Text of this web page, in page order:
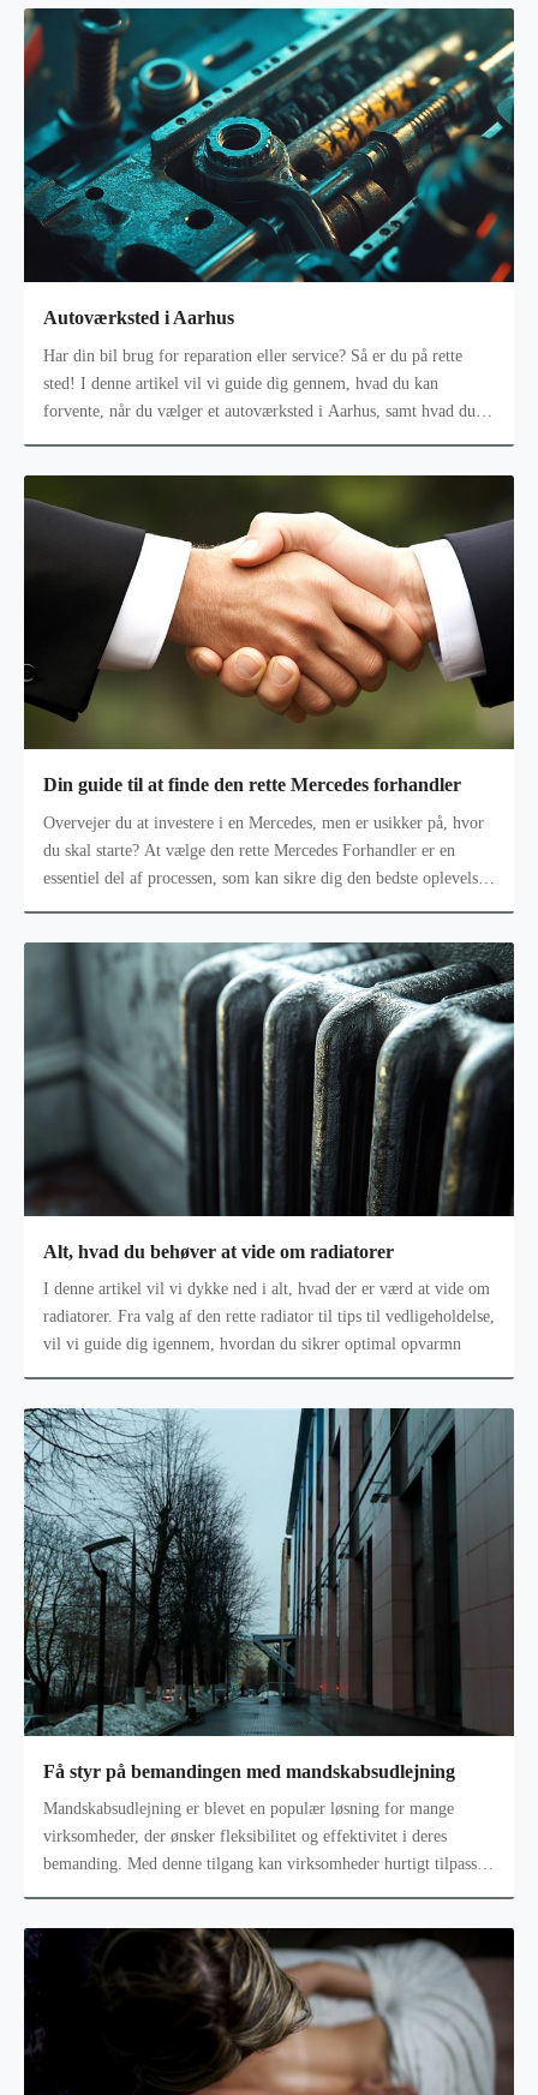
Autoværksted i Aarhus
Har din bil brug for reparation eller service? Så er du på rette
sted! I denne artikel vil vi guide dig gennem, hvad du kan
forvente, når du vælger et autoværksted i Aarhus, samt hvad du
Din guide til at finde den rette Mercedes forhandler
Overvejer du at investere i en Mercedes, men er usikker på, hvor
du skal starte? At vælge den rette Mercedes Forhandler er en
essentiel del af processen, som kan sikre dig den bedste oplevelse
Alt, hvad du behøver at vide om radiatorer
I denne artikel vil vi dykke ned i alt, hvad der er værd at vide om
radiatorer. Fra valg af den rette radiator til tips til vedligeholdelse,
vil vi guide dig igennem, hvordan du sikrer optimal opvarmn
Få styr på bemandingen med mandskabsudlejning
Mandskabsudlejning er blevet en populær løsning for mange
virksomheder, der ønsker fleksibilitet og effektivitet i deres
bemanding. Med denne tilgang kan virksomheder hurtigt tilpasse